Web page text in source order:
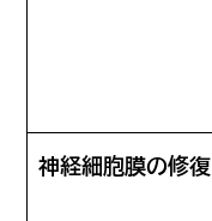
神経細胞膜の修復